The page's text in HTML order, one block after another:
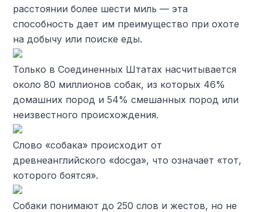
расстоянии более шести миль — эта
способность дает им преимущество при охоте
на добычу или поиске еды.
Только в Соединенных Штатах насчитывается
около 80 миллионов собак, из которых 46%
домашних пород и 54% смешанных пород или
неизвестного происхождения.
Слово «собака» происходит от
древнеанглийского «docga», что означает «тот,
которого боятся».
Собаки понимают до 250 слов и жестов, но не